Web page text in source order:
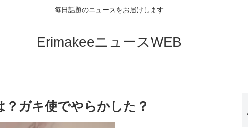
毎日話題のニュースをお届けします
ErimakeeニュースWEB
ガキ使でやらかした？